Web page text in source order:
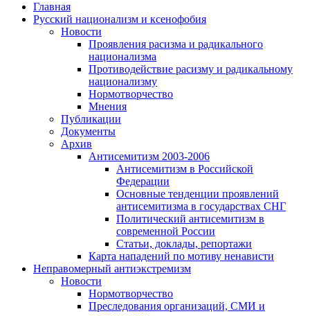
Главная
Русский национализм и ксенофобия
Новости
Проявления расизма и радикального
национализма
Противодействие расизму и радикальному
национализму
Нормотворчество
Мнения
Публикации
Документы
Архив
Антисемитизм 2003-2006
Антисемитизм в Российской
Федерации
Основные тенденции проявлений
антисемитизма в государствах СНГ
Политический антисемитизм в
современной России
Статьи, доклады, репортажи
Карта нападений по мотиву ненависти
Неправомерный антиэкстремизм
Новости
Нормотворчество
Преследования организаций, СМИ и